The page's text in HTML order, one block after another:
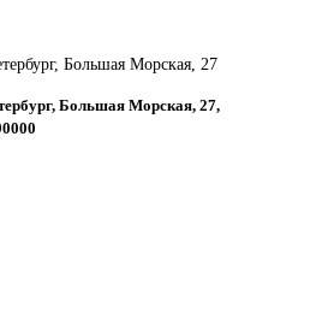
Большая Морская, 27
Большая Морская, 27,